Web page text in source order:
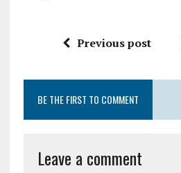
Previous post
BE THE FIRST TO COMMENT
Leave a comment